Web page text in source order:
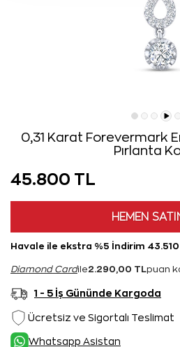
0,31 Karat Forevermark
Pırlanta
45.800 TL
HEMEN
Havale ile ekstra %5 İndirim
Diamond Cardile2.290,00 TL puan
1 - 5 İş Gününde Kargoda
Ücretsiz ve Sigortalı Teslimat
Whatsapp Asistan